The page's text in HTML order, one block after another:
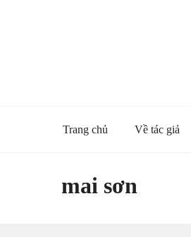
Trang chủ Về tác giả
mai sơn